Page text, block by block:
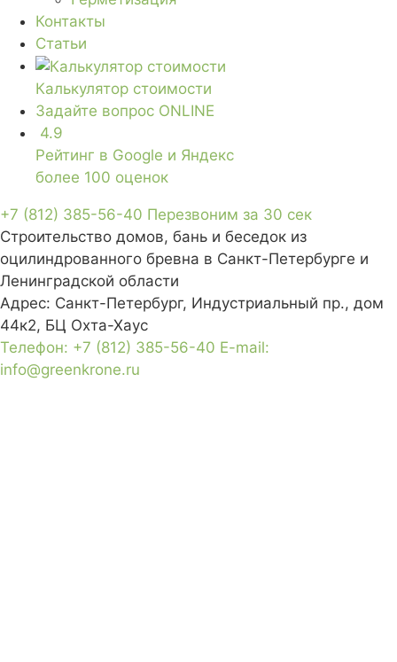
Контакты
Статьи
Калькулятор стоимости
Задайте вопрос ONLINE
4.9
Рейтинг в Google и Яндекс
более 100 оценок
+7 (812) 385-56-40 Перезвоним за 30 сек
Строительство домов, бань и беседок из
оцилиндрованного бревна в Санкт-Петербурге и
Ленинградской области
Адрес: Санкт-Петербург, Индустриальный пр., дом
44к2, БЦ Охта-Хаус
Телефон: +7 (812) 385-56-40 E-mail:
info@greenkrone.ru